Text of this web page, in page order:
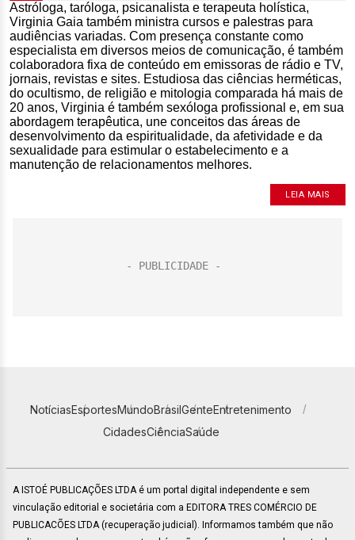
Astróloga, taróloga, psicanalista e terapeuta holística,
Virginia Gaia também ministra cursos e palestras para
audiências variadas. Com presença constante como
especialista em diversos meios de comunicação, é também
colaboradora fixa de conteúdo em emissoras de rádio e TV,
jornais, revistas e sites. Estudiosa das ciências herméticas,
do ocultismo, de religião e mitologia comparada há mais de
20 anos, Virginia é também sexóloga profissional e, em sua
abordagem terapêutica, une conceitos das áreas de
desenvolvimento da espiritualidade, da afetividade e da
sexualidade para estimular o estabelecimento e a
manutenção de relacionamentos melhores.
LEIA MAIS
NotíciasEsportesMundoBrasilGenteEntretenimento
CidadesCiênciaSaúde
A ISTOÉ PUBLICAÇÕES LTDA é um portal digital independente e sem
vinculação editorial e societária com a EDITORA TRES COMÉRCIO DE
PUBLICACÕES LTDA (recuperação judicial). Informamos também que não